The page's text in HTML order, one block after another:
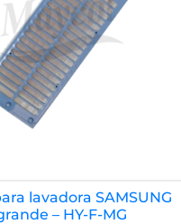
lavadora SAMSUNG
– HY-F-MG